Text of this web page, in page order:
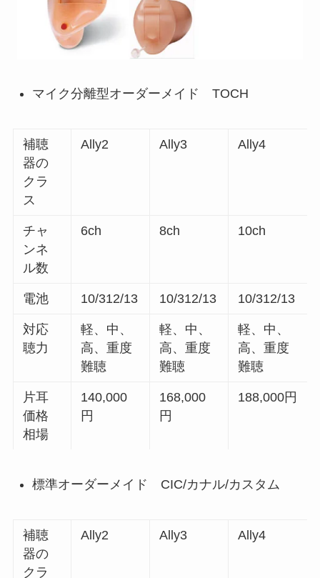
マイク分離型オーダーメイド TOCH
補聴
器の
クラ
ス
Ally2 Ally3 Ally4
チャ
ンネ
ル数
6ch 8ch 10ch
電池 10/312/13 10/312/13 10/312/13
対応
聴力
軽、中、
高、重度
難聴
軽、中、
高、重度
難聴
軽、中、
高、重度
難聴
片耳
価格
相場
140,000
円
168,000
円
188,000円
標準オーダーメイド CIC/カナル/カスタム
補聴
器の
クラ
Ally2 Ally3 Ally4